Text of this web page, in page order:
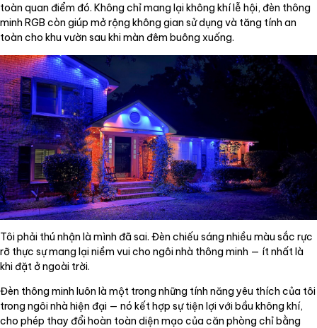
toàn quan điểm đó. Không chỉ mang lại không khí lễ hội, đèn thông
minh RGB còn giúp mở rộng không gian sử dụng và tăng tính an
toàn cho khu vườn sau khi màn đêm buông xuống.
Tôi phải thú nhận là mình đã sai. Đèn chiếu sáng nhiều màu sắc rực
rỡ thực sự mang lại niềm vui cho ngôi nhà thông minh — ít nhất là
khi đặt ở ngoài trời.
Đèn thông minh luôn là một trong những tính năng yêu thích của tôi
trong ngôi nhà hiện đại — nó kết hợp sự tiện lợi với bầu không khí,
cho phép thay đổi hoàn toàn diện mạo của căn phòng chỉ bằng